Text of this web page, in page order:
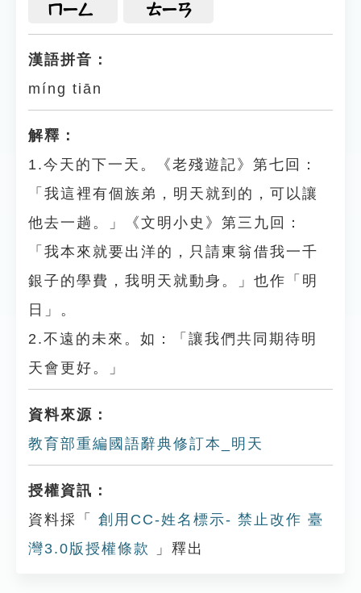
ㄇㄧㄥ ㄊㄧㄢ
漢語拼音：
míng tiān
解釋：
1.今天的下一天。《老殘遊記》第七回：
「我這裡有個族弟，明天就到的，可以讓
他去一趟。」《文明小史》第三九回：
「我本來就要出洋的，只請東翁借我一千
銀子的學費，我明天就動身。」也作「明
日」。
2.不遠的未來。如：「讓我們共同期待明
天會更好。」
資料來源：
教育部重編國語辭典修訂本_明天
授權資訊：
資料採「
創用CC-姓名標示- 禁止改作 臺
灣3.0版授權條款
」釋出